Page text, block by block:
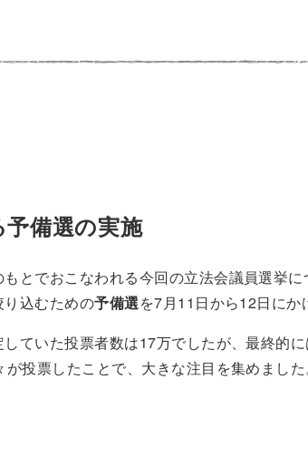
備選の実施
とでおこなわれる今回の立法会議員選挙
り込むための予備選を7月11日から12日にか
ていた投票者数は17万でしたが、最終的
が投票したことで、大きな注目を集めました